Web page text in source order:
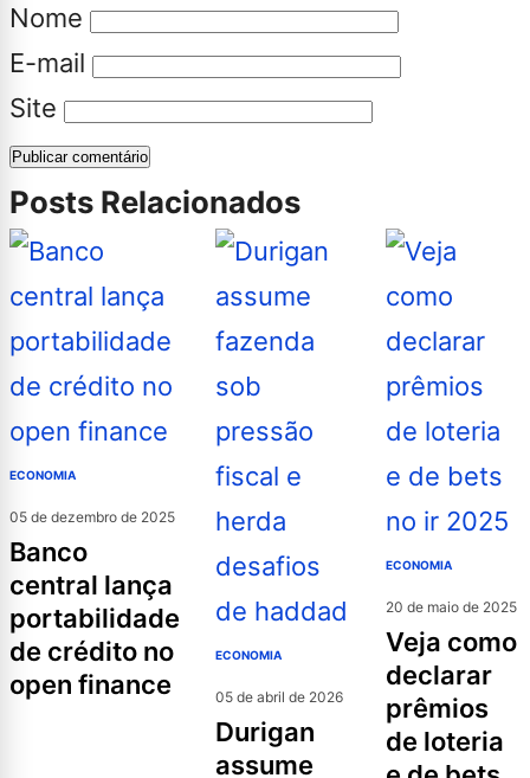
Nome
E-mail
Site
Posts Relacionados
ECONOMIA
05 de dezembro de 2025
banco
central lança
portabilidade
de crédito no
open finance
ECONOMIA
05 de abril de 2026
durigan
assume
ECONOMIA
20 de maio de 2025
veja como
declarar
prêmios
de loteria